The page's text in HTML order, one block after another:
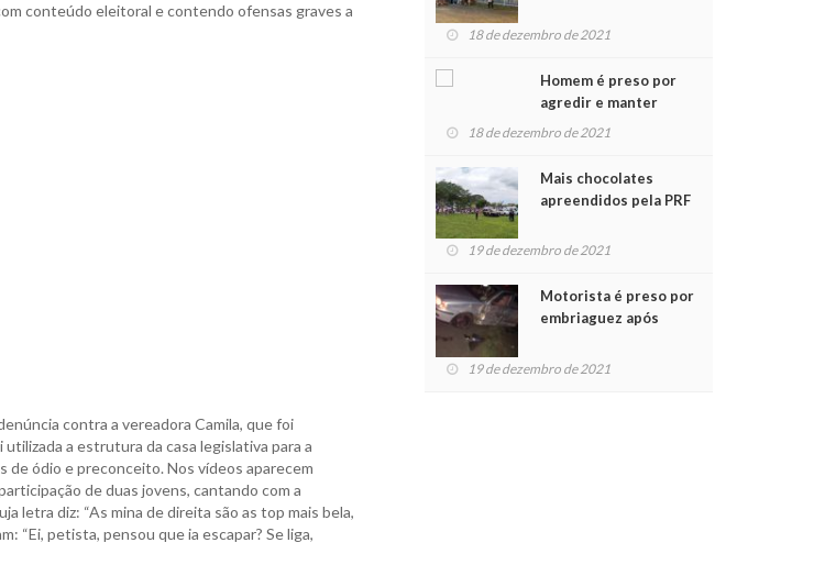
conteúdo eleitoral e contendo ofensas graves a
contra a vereadora Camila, que foi
a estrutura da casa legislativa para a
de ódio e preconceito. Nos vídeos aparecem
de duas jovens, cantando com a
letra diz: “As mina de direita são as top mais bela,
“Ei, petista, pensou que ia escapar? Se liga,
para crianças na
18 de dezembro de 2021
Homem é preso por
agredir e manter
mulher em cárcere
18 de dezembro de 2021
Mais chocolates
apreendidos pela PRF
crianças no Natal
19 de dezembro de 2021
Motorista é preso por
embriaguez após
feridos
19 de dezembro de 2021